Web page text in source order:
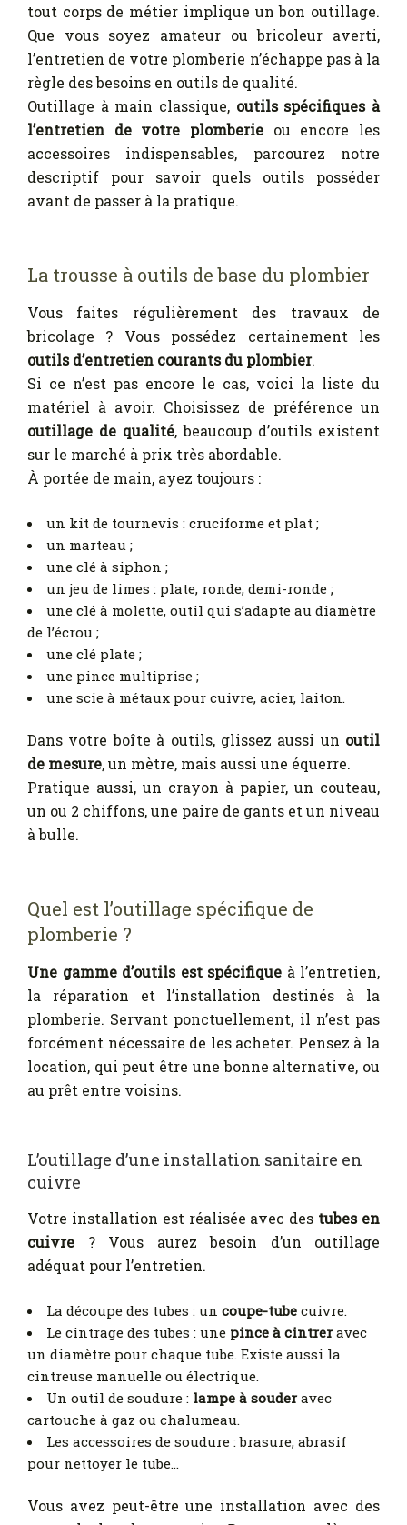
tout corps de métier implique un bon outillage.
Que vous soyez amateur ou bricoleur averti,
l’entretien de votre plomberie n’échappe pas à la
règle des besoins en outils de qualité.
Outillage à main classique, outils spécifiques à
l’entretien de votre plomberie ou encore les
accessoires indispensables, parcourez notre
descriptif pour savoir quels outils posséder
avant de passer à la pratique.
La trousse à outils de base du plombier
Vous faites régulièrement des travaux de
bricolage ? Vous possédez certainement les
outils d’entretien courants du plombier.
Si ce n’est pas encore le cas, voici la liste du
matériel à avoir. Choisissez de préférence un
outillage de qualité, beaucoup d’outils existent
sur le marché à prix très abordable.
À portée de main, ayez toujours :
un kit de tournevis : cruciforme et plat ;
un marteau ;
une clé à siphon ;
un jeu de limes : plate, ronde, demi-ronde ;
une clé à molette, outil qui s’adapte au diamètre
de l’écrou ;
une clé plate ;
une pince multiprise ;
une scie à métaux pour cuivre, acier, laiton.
Dans votre boîte à outils, glissez aussi un outil
de mesure, un mètre, mais aussi une équerre.
Pratique aussi, un crayon à papier, un couteau,
un ou 2 chiffons, une paire de gants et un niveau
à bulle.
Quel est l’outillage spécifique de
plomberie ?
Une gamme d’outils est spécifique à l’entretien,
la réparation et l’installation destinés à la
plomberie. Servant ponctuellement, il n’est pas
forcément nécessaire de les acheter. Pensez à la
location, qui peut être une bonne alternative, ou
au prêt entre voisins.
L’outillage d’une installation sanitaire en
cuivre
Votre installation est réalisée avec des tubes en
cuivre ? Vous aurez besoin d’un outillage
adéquat pour l’entretien.
La découpe des tubes : un coupe-tube cuivre.
Le cintrage des tubes : une pince à cintrer avec
un diamètre pour chaque tube. Existe aussi la
cintreuse manuelle ou électrique.
Un outil de soudure : lampe à souder avec
cartouche à gaz ou chalumeau.
Les accessoires de soudure : brasure, abrasif
pour nettoyer le tube…
Vous avez peut-être une installation avec des